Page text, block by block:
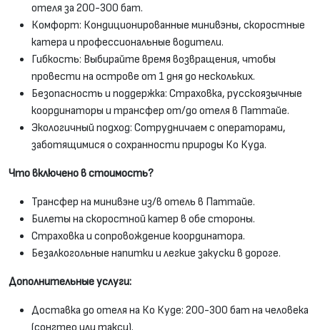
отеля за 200-300 бат.
Комфорт: Кондиционированные минивэны, скоростные
катера и профессиональные водители.
Гибкость: Выбирайте время возвращения, чтобы
провести на острове от 1 дня до нескольких.
Безопасность и поддержка: Страховка, русскоязычные
координаторы и трансфер от/до отеля в Паттайе.
Экологичный подход: Сотрудничаем с операторами,
заботящимися о сохранности природы Ко Куда.
Что включено в стоимость?
Трансфер на минивэне из/в отель в Паттайе.
Билеты на скоростной катер в обе стороны.
Страховка и сопровождение координатора.
Безалкогольные напитки и легкие закуски в дороге.
Дополнительные услуги:
Доставка до отеля на Ко Куде: 200-300 бат на человека